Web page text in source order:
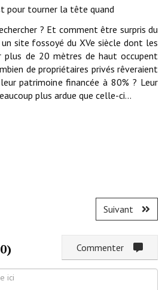
l'Avenir Fressinois
pour tourner la tête quand
? Et comment être surpris du
site fossoyé du XVe siècle dont les
plus de 20 mètres de haut occupent
de propriétaires privés rêveraient
patrimoine financée à 80% ? Leur
plus ardue que celle-ci...
Suivant
0)